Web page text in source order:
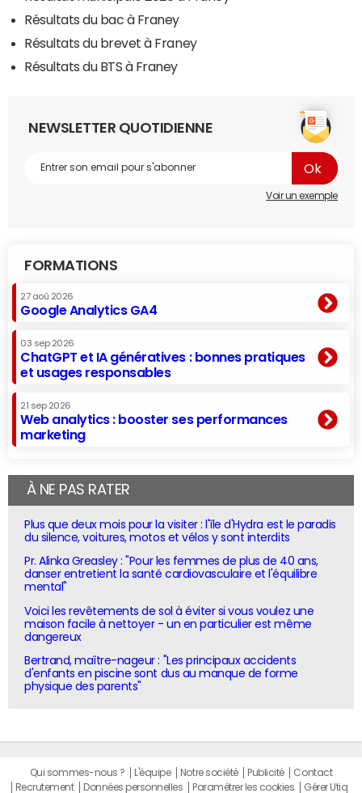
Résultats du bac à Franey
Résultats du brevet à Franey
Résultats du BTS à Franey
NEWSLETTER QUOTIDIENNE
Voir un exemple
FORMATIONS
27 aoû 2026
Google Analytics GA4
03 sep 2026
ChatGPT et IA génératives : bonnes pratiques
et usages responsables
21 sep 2026
Web analytics : booster ses performances
marketing
À NE PAS RATER
Plus que deux mois pour la visiter : l'île d'Hydra est le paradis
du silence, voitures, motos et vélos y sont interdits
Pr. Alinka Greasley : "Pour les femmes de plus de 40 ans,
danser entretient la santé cardiovasculaire et l'équilibre
mental"
Voici les revêtements de sol à éviter si vous voulez une
maison facile à nettoyer - un en particulier est même
dangereux
Bertrand, maître-nageur : "Les principaux accidents
d'enfants en piscine sont dus au manque de forme
physique des parents"
Qui sommes-nous ? L'équipe Notre société Publicité
Contact
Recrutement
Données personnelles Paramétrer les cookies Gérer Utiq